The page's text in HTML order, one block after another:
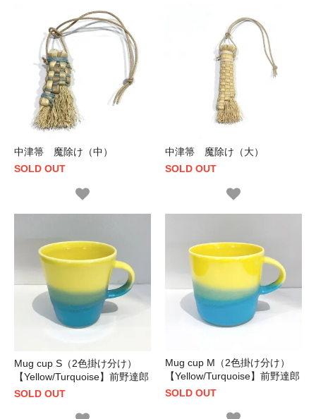
中津箒 魔除け（中）
SOLD OUT
中津箒 魔除け（大）
SOLD OUT
Mug cup S（2色掛け分け）
【Yellow/Turquoise】前野達郎
SOLD OUT
Mug cup M（2色掛け分け）
【Yellow/Turquoise】前野達郎
SOLD OUT